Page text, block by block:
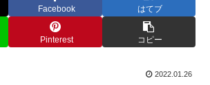
Facebook はてブ
Pinterest コピー
2022.01.26